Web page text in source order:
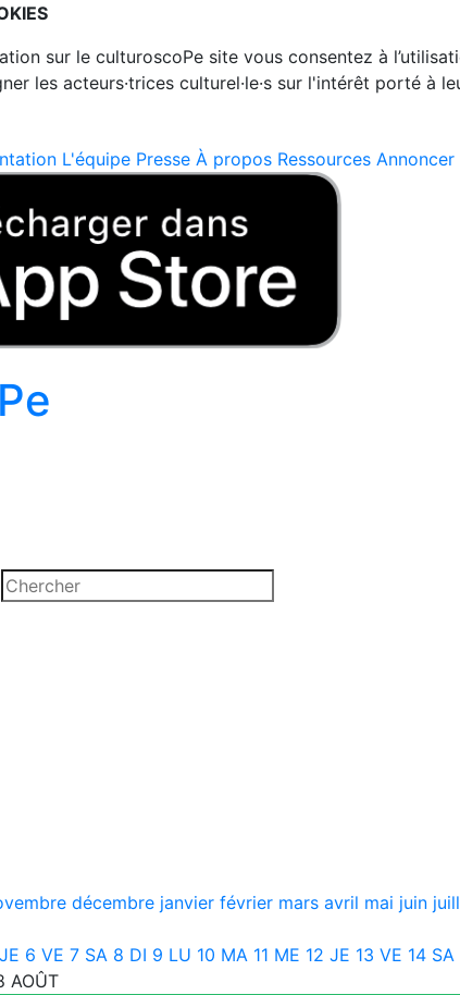
sur le culturoscoPe site vous consentez à
les acteurs·trices culturel·le·s sur l'intérêt porté à
L'équipe Presse À propos Ressources
décembre janvier février mars avril mai juin
JE 6 VE 7 SA 8 DI 9 LU 10 MA 11 ME 12 JE 13 VE 14 SA
AOÛT